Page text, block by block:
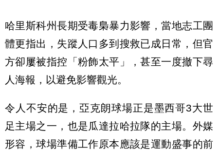
哈里斯科州長期受毒梟暴力影響，當地志工團
體更指出，失蹤人口多到搜救已成日常，但官
方卻屢被指控「粉飾太平」，甚至一度撤下尋
人海報，以避免影響觀光。
令人不安的是，亞克朗球場正是墨西哥3大世
足主場之一，也是瓜達拉哈拉隊的主場。外媒
形容，球場準備工作原本應該是運動盛事的前